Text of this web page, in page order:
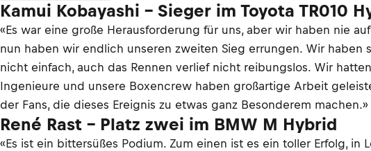
Kamui Kobayashi – Sieger im Toyota TR010
«Es war eine große Herausforderung für uns, aber wir haben nie
nun haben wir endlich unseren zweiten Sieg errungen. Wir
nicht einfach, auch das Rennen verlief nicht reibungslos. Wir
Ingenieure und unsere Boxencrew haben großartige Arbeit
der Fans, die dieses Ereignis zu etwas ganz Besonderem machen.»
René Rast - Platz zwei im BMW M Hybrid
«Es ist ein bittersüßes Podium. Zum einen ist es ein toller Erfolg,